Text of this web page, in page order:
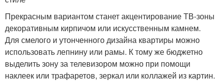
Прекрасным вариантом станет акцентирование ТВ-зоны
декоративным кирпичом или искусственным камнем.
Для смелого и утонченного дизайна квартиры можно
использовать лепнину или рамы. К тому же бюджетно
выделить зону за телевизором можно при помощи
наклеек или трафаретов, зеркал или коллажей из картин.